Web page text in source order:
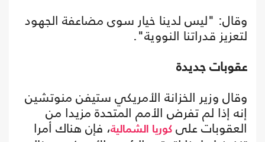
وقال: "ليس لدينا خيار سوى مضاعفة الجهود
لتعزيز قدراتنا النووية".
عقوبات جديدة
وقال وزير الخزانة الأمريكي ستيفن منوتشين
إنه إذا لم تفرض الأمم المتحدة مزيدا من
العقوبات على كوريا الشمالية، فإن هناك أمرا